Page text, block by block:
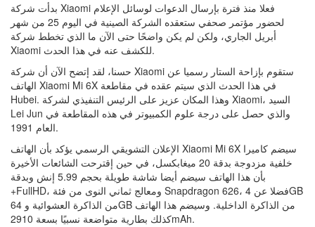
بدأت شركة Xiaomi فعلا منذ فترة بإرسال الدعوات لوسائل الإعلام
لحضور مؤتمر صحفي ستعقده الشركة الصينية في اليوم 25 من شهر
أبريل الجاري، ولكن لم يكن واضحًا حتى الآن ما الذي تخطط شركة
Xiaomi للكشف عنه في هذا الحدث.
حسنا، لقد إتضح الآن أن شركة Xiaomi ستقوم بإزاحة الستار رسميا عن
الهاتف Xiaomi Mi 6X في هذا الحدث الذي سيتم عقده في مقاطعة
Hubei. وهذا المكان عزيز على الرئيس التنفيذي لشركة Xiaomi، السيد
Lei Jun والذي حصل على درجة علوم الكمبيوتر في هذه المقاطعة في
العام 1991.
الإعلان التشويقي الرسمي يؤكد بأن الهاتف Xiaomi Mi 6X سيضم كاميرا
خلفية مزدوجة بدقة 20 ميغابكسل، في حين إقترحت الشائعات الأخيرة
بأن هذا الهاتف سيضم أيضا شاشة طويلة بحجم 5.99 إنش وبدقة
+FullHD، ومعالج ثماني النوى من فئة Snapdragon 626، فضلا عن 4GB
من الذاكرة العشوائية و 64GB من الذاكرة الداخلية. وسيضم هذا الهاتف
كذلك بطارية متواضعة نسبيًا بسعة 2910mAh.